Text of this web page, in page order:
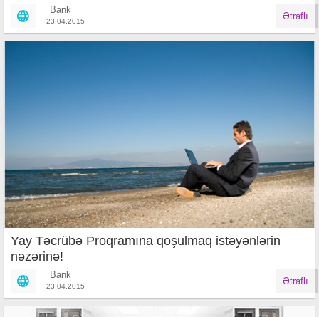
Bank
23.04.2015 Ətraflı
Yay Təcrübə Proqramına qoşulmaq istəyənlərin
nəzərinə!
Bank
23.04.2015 Ətraflı